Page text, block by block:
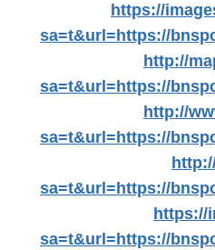
https://
sa=t&url=https://
http://
sa=t&url=https://
http://
sa=t&url=https://
sa=t&url=https://
https://
sa=t&url=https://